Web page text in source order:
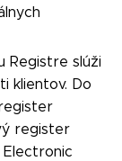
Registre slúži
klientov. Do
register